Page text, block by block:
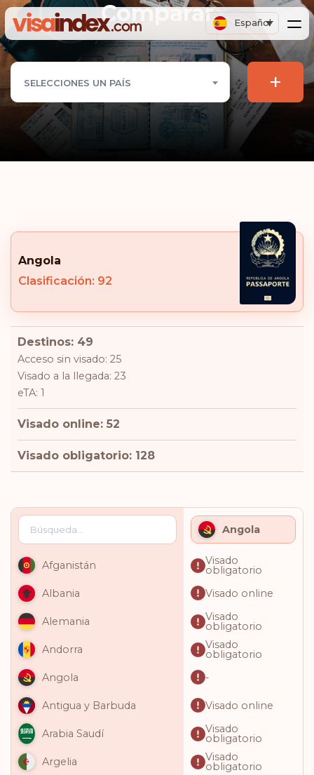
Español
Comparar
SELECCIONES UN PAÍS +
Angola
Clasificación: 92
Destinos: 49
Acceso sin visado: 25
Visado a la llegada: 23
eTA: 1
Visado online: 52
Visado obligatorio: 128
Angola
Afganistán Visado
obligatorio
Albania
Visado online
Alemania Visado
obligatorio
Andorra
Visado
obligatorio
Angola
-
Antigua y Barbuda Visado online
Arabia Saudí Visado
obligatorio
Argelia
Visado
obligatorio